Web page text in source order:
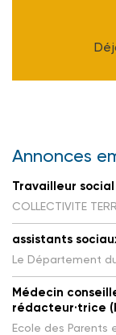
Annonces
Travailleur social
COLLECTIVITE
assistants
Le Département
Médecin
rédacteur·trice
Ecole des Parents